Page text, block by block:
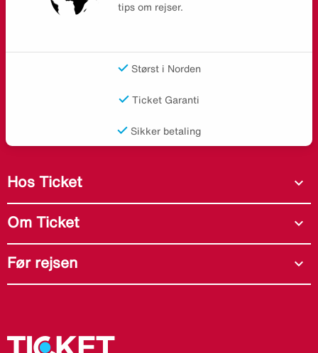
tips om rejser.
Størst i Norden
Ticket Garanti
Sikker betaling
Hos Ticket expand_more
Om Ticket expand_more
Før rejsen expand_more